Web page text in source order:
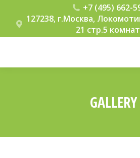
+7 (495) 662-
127238, г.Москва,
21 стр.5
GALLERY